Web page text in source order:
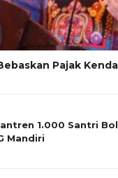
Pajak
1.000 Santri
Mandiri